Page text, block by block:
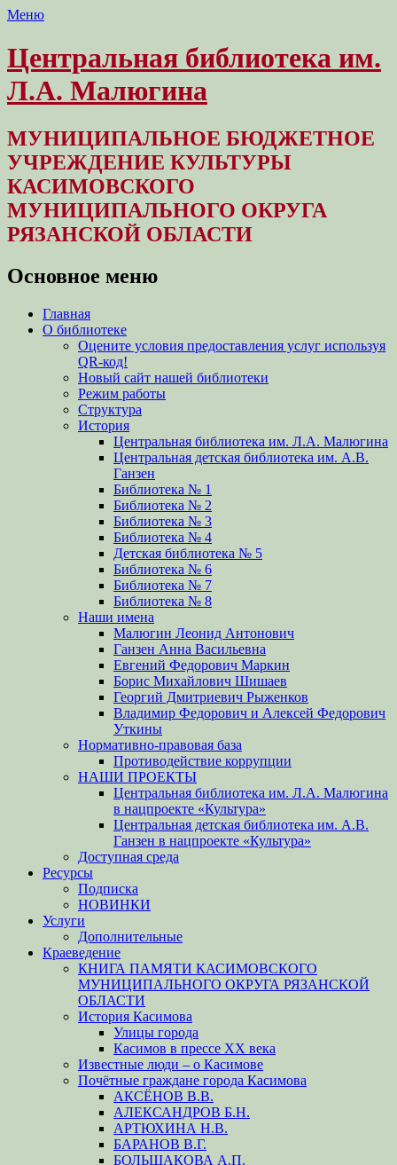
Меню
Центральная библиотека им.
Л.А. Малюгина
МУНИЦИПАЛЬНОЕ БЮДЖЕТНОЕ
УЧРЕЖДЕНИЕ КУЛЬТУРЫ
КАСИМОВСКОГО
МУНИЦИПАЛЬНОГО ОКРУГА
РЯЗАНСКОЙ ОБЛАСТИ
Основное меню
Перейти
содержимому
Главная
О библиотеке
Оцените условия предоставления услуг используя
QR-код!
Новый сайт нашей библиотеки
Режим работы
Структура
История
Центральная библиотека им. Л.А. Малюгина
Центральная детская библиотека им. А.В.
Ганзен
Библиотека № 1
Библиотека № 2
Библиотека № 3
Библиотека № 4
Детская библиотека № 5
Библиотека № 6
Библиотека № 7
Библиотека № 8
Наши имена
Малюгин Леонид Антонович
Ганзен Анна Васильевна
Евгений Федорович Маркин
Борис Михайлович Шишаев
Георгий Дмитриевич Рыженков
Владимир Федорович и Алексей Федорович
Уткины
Нормативно-правовая база
Противодействие коррупции
НАШИ ПРОЕКТЫ
Центральная библиотека им. Л.А. Малюгина
в нацпроекте «Культура»
Центральная детская библиотека им. А.В.
Ганзен в нацпроекте «Культура»
Доступная среда
Ресурсы
Подписка
НОВИНКИ
Услуги
Дополнительные
Краеведение
КНИГА ПАМЯТИ КАСИМОВСКОГО
МУНИЦИПАЛЬНОГО ОКРУГА РЯЗАНСКОЙ
ОБЛАСТИ
История Касимова
Улицы города
Касимов в прессе XX века
Известные люди – о Касимове
Почётные граждане города Касимова
АКСЁНОВ В.В.
АЛЕКСАНДРОВ Б.Н.
АРТЮХИНА Н.В.
БАРАНОВ В.Г.
БОЛЬШАКОВА А.П.